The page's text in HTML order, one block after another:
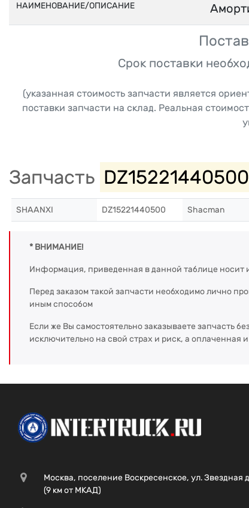
НАИМЕНОВАНИЕ/ОПИСАНИЕ
Срок поставки
(указанная стоимость запчасти является
поставки запчасти на склад. Реальная
Запчасть DZ15221440500
SHAANXI DZ15221440500 Shacman
* ВНИМАНИЕ!
Информация, приведенная в данной таблице носит
Перед заказом такой запчасти необходимо лично
иным способом
Если же Вы самостоятельно заказываете запчасть
исключительно на свой страх и риск, а оплаченная
Москва, поселение Воскресенское, ул. Звездная
(9 км от МКАД)